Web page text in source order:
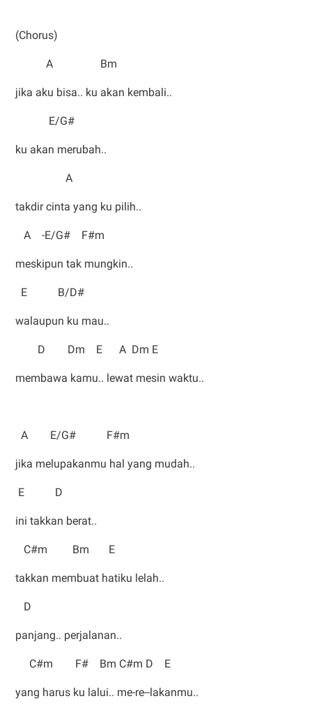
(Chorus)
A Bm
jika aku bisa.. ku akan kembali..
E/G#
ku akan merubah..
A
takdir cinta yang ku pilih..
A -E/G# F#m
meskipun tak mungkin..
E B/D#
walaupun ku mau..
D Dm E A Dm E
membawa kamu.. lewat mesin waktu..
A E/G# F#m
jika melupakanmu hal yang mudah..
E D
ini takkan berat..
C#m Bm E
takkan membuat hatiku lelah..
D
panjang.. perjalanan..
C#m F# Bm C#m D E
yang harus ku lalui.. me-re--lakanmu..